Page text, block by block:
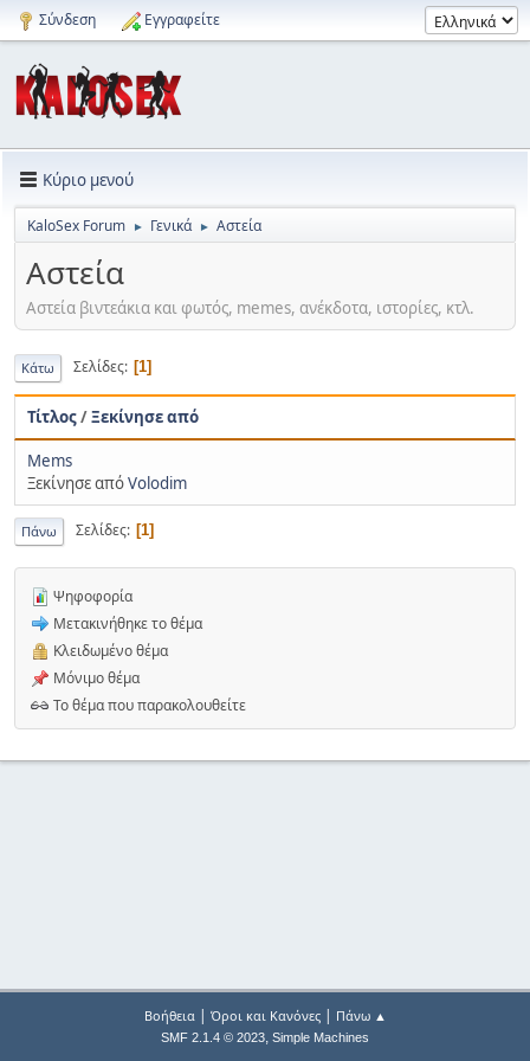
Σύνδεση Εγγραφείτε
Κύριο μενού
KaloSex Forum ► Γενικά ► Αστεία
Αστεία
Αστεία βιντεάκια και φωτός, memes, ανέκδοτα, ιστορίες, κτλ.
Κάτω Σελίδες 1
Τίτλος/Ξεκίνησε από
Mems
Ξεκίνησε απόVolodim
Πάνω Σελίδες 1
Ψηφοφορία
Μετακινήθηκε το θέμα
Κλειδωμένο θέμα
Μόνιμο θέμα
Το θέμα που παρακολουθείτε
Βοήθεια| Όροι και Κανόνες| Πάνω ▲
SMF 2.1.4 © 2023, Simple Machines